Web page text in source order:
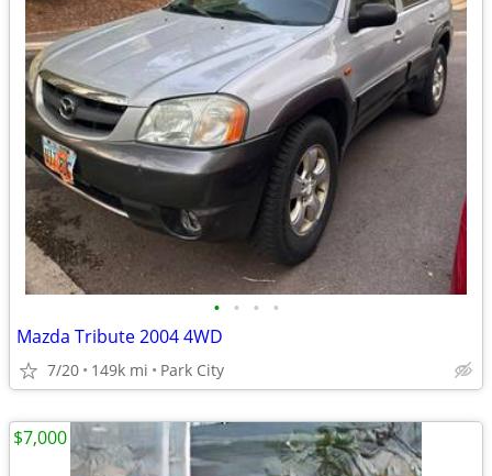
• • • •
Mazda Tribute 2004 4WD
7/20 149k mi Park City
$7,000